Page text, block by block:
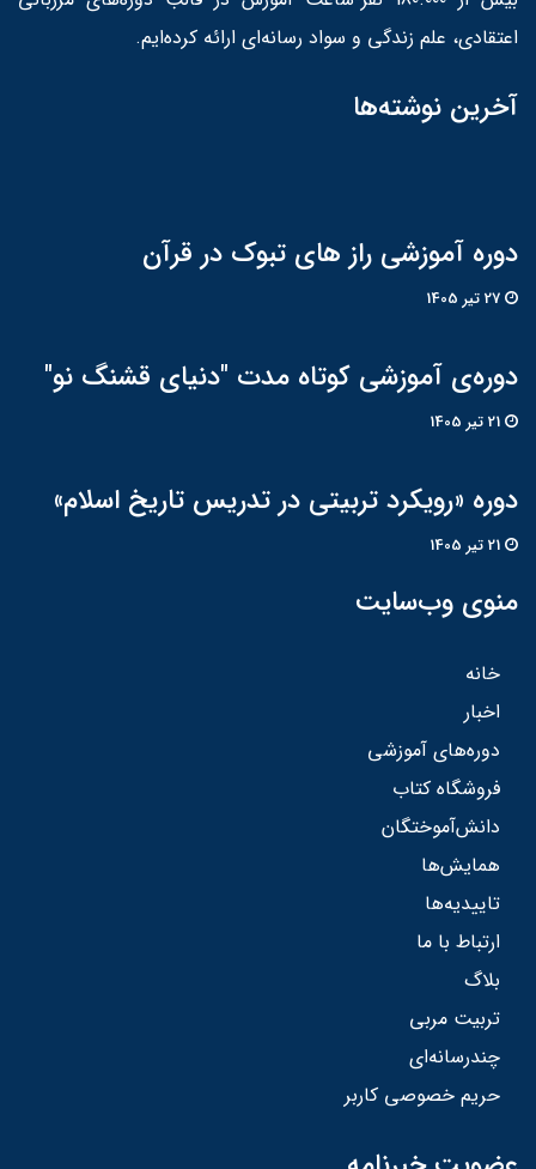
اعتقادی، علم زندگی و سواد رسانه‌ای ارائه کرده‌ایم.
آخرین نوشته‌ها
دوره آموزشی راز های تبوک در قرآن
دوره‌ی آموزشی کوتاه مدت "دنیای قشنگ نو"
دوره «رویکرد تربیتی در تدریس تاریخ اسلام»
منوی وب‌سایت
خانه
اخبار
دوره‌های آموزشی
فروشگاه کتاب
دانش‌آموختگان
همایش‌ها
تاییدیه‌ها
ارتباط با ما
بلاگ
تربیت مربی
چندرسانه‌ای
حریم خصوصی کاربر